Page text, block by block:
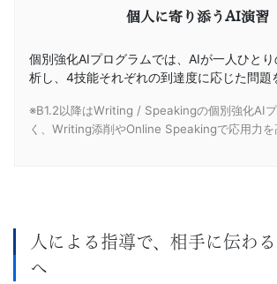
個人に寄り添うAI演習
個別強化AIプログラムでは、AIが一人ひと
析し、4技能それぞれの到達度に応じた問題
※B1.2以降はWriting / Speakingの個別強化AI
く、Writing添削やOnline Speakingで応用力を
人による指導で、相手に伝わ
へ